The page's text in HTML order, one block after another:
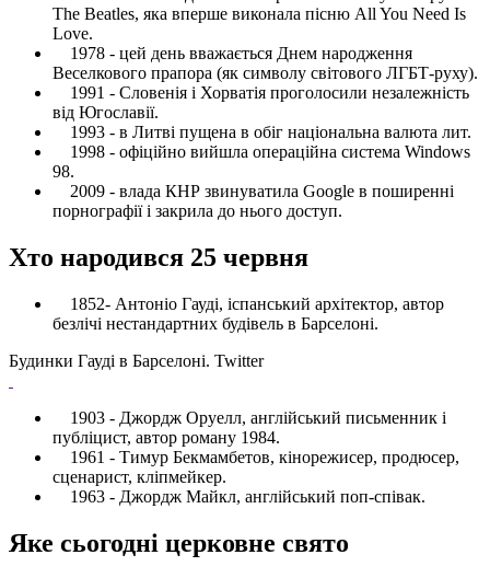
The Beatles, яка вперше виконала пісню All You Need Is
Love.
1978 - цей день вважається Днем народження
Веселкового прапора (як символу світового ЛГБТ-руху).
1991 - Словенія і Хорватія проголосили незалежність
від Югославії.
1993 - в Литві пущена в обіг національна валюта лит.
1998 - офіційно вийшла операційна система Windows
98.
2009 - влада КНР звинуватила Google в поширенні
порнографії і закрила до нього доступ.
Хто народився 25 червня
1852- Антоніо Гауді, іспанський архітектор, автор
безлічі нестандартних будівель в Барселоні.
Будинки Гауді в Барселоні. Twitter
1903 - Джордж Оруелл, англійський письменник і
публіцист, автор роману 1984.
1961 - Тимур Бекмамбетов, кінорежисер, продюсер,
сценарист, кліпмейкер.
1963 - Джордж Майкл, англійський поп-співак.
Яке сьогодні церковне свято